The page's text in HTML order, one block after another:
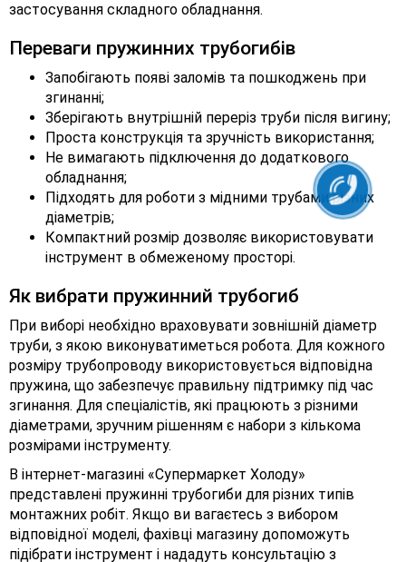
застосування складного обладнання.
Переваги пружинних трубогибів
Запобігають появі заломів та пошкоджень при
згинанні;
Зберігають внутрішній переріз труби після вигину;
Проста конструкція та зручність використання;
Не вимагають підключення до додаткового
обладнання;
Підходять для роботи з мідними трубами різних
діаметрів;
Компактний розмір дозволяє використовувати
інструмент в обмеженому просторі.
Як вибрати пружинний трубогиб
При виборі необхідно враховувати зовнішній діаметр
труби, з якою виконуватиметься робота. Для кожного
розміру трубопроводу використовується відповідна
пружина, що забезпечує правильну підтримку під час
згинання. Для спеціалістів, які працюють з різними
діаметрами, зручним рішенням є набори з кількома
розмірами інструменту.
В інтернет-магазині «Супермаркет Холоду»
представлені пружинні трубогиби для різних типів
монтажних робіт. Якщо ви вагаєтесь з вибором
відповідної моделі, фахівці магазину допоможуть
підібрати інструмент і нададуть консультацію з